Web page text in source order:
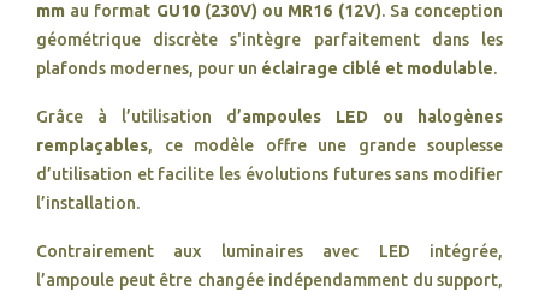
mm au format GU10 (230V) ou MR16 (12V). Sa conception
géométrique discrète s'intègre parfaitement dans les
plafonds modernes, pour un éclairage ciblé et modulable.
Grâce à l’utilisation d’ampoules LED ou halogènes
remplaçables, ce modèle offre une grande souplesse
d’utilisation et facilite les évolutions futures sans modifier
l’installation.
Contrairement aux luminaires avec LED intégrée,
l’ampoule peut être changée indépendamment du support,